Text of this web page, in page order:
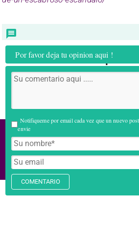
Por favor deja tu opinion aqui !
Notifiqueme por email cada vez que un nuevo
envie
COMENTARIO
Compartir:
WhatsApp
Telegram
(C) 2026 Alianza Reconstrucción
derechos
Historias de éxito | Marco legal |
cookies
| Enlaces aliados |